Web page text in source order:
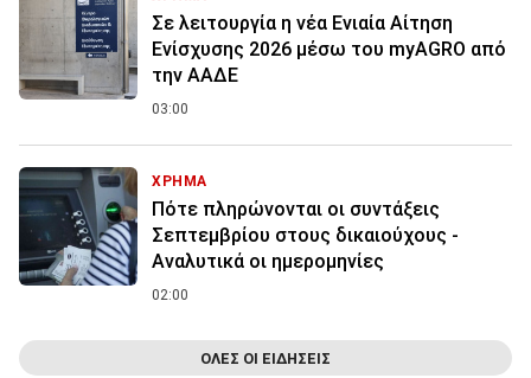
Σε λειτουργία η νέα Ενιαία Αίτηση
Ενίσχυσης 2026 μέσω του myAGRO από
την ΑΑΔΕ
03:00
ΧΡΗΜΑ
Πότε πληρώνονται οι συντάξεις
Σεπτεμβρίου στους δικαιούχους -
Αναλυτικά οι ημερομηνίες
02:00
ΟΛΕΣ ΟΙ ΕΙΔΗΣΕΙΣ